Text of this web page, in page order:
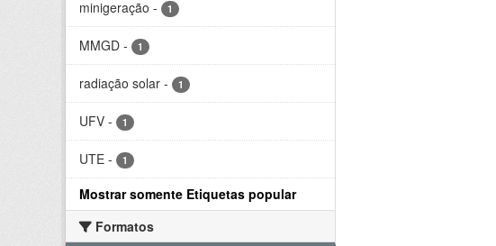
minigeração - 1
MMGD - 1
radiação solar - 1
UFV - 1
UTE - 1
Mostrar somente Etiquetas popular
Formatos